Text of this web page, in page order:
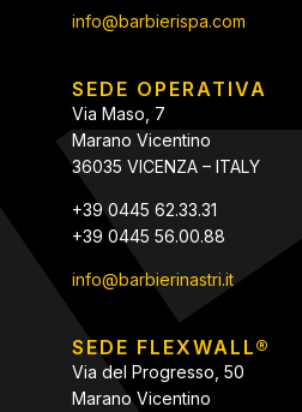
info@barbierispa.com
SEDE OPERATIVA
Via Maso, 7
Marano Vicentino
36035 VICENZA – ITALY
+39 0445 62.33.31
+39 0445 56.00.88
info@barbierinastri.it
SEDE FLEXWALL®
Via del Progresso, 50
Marano Vicentino